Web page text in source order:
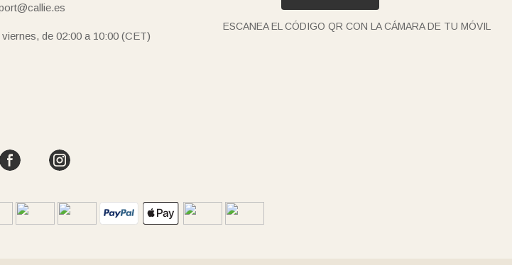
de 02:00 a 10:00 (CET)
ESCANEA EL CÓDIGO QR CON LA CÁMARA DE TU MÓVIL